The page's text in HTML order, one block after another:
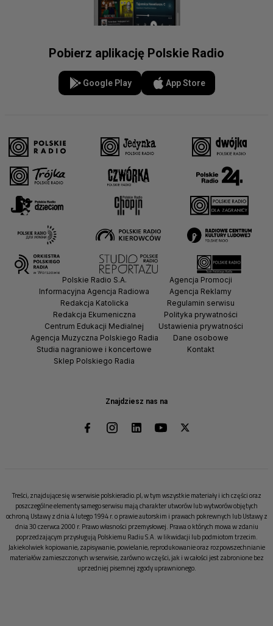
Pobierz aplikację Polskie Radio
Google Play App Store
Znajdziesz nas na
Polskie Radio S.A.
Informacyjna Agencja Radiowa
Redakcja Katolicka
Redakcja Ekumeniczna
Centrum Edukacji Medialnej
Agencja Muzyczna Polskiego Radia
Studia nagraniowe i koncertowe
Sklep Polskiego Radia
Agencja Promocji
Agencja Reklamy
Regulamin serwisu
Polityka prywatności
Ustawienia prywatności
Dane osobowe
Kontakt
Treści, znajdujące się w serwisie polskieradio.pl, w tym wszystkie materiały i ich części oraz
poszczególne elementy samego serwisu mają charakter utworów lub wytworów objętych
ochroną Ustawy z dnia 4 lutego 1994 r. o prawie autorskim i prawach pokrewnych lub Ustawy z
dnia 30 czerwca 2000 r. Prawo własności przemysłowej. Prawa o których mowa w zdaniu
poprzedzającym przysługują Polskiemu Radiu S.A. w likwidacji lub podmiotom trzecim.
Jakiekolwiek kopiowanie, zapisywanie, powielanie, reprodukowanie oraz rozpowszechnianie
materiałów zamieszczonych w serwisie, zarówno w części, jak i w całości jest zabronione bez
uprzedniej pisemnej zgody uprawnionego.